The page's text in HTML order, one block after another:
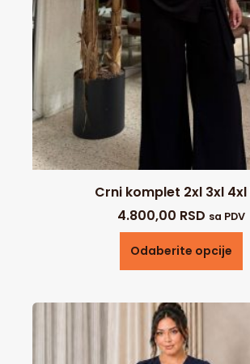
Crni komplet 2xl 3xl 4xl
4.800,00 RSD sa PDV
Odaberite opcije